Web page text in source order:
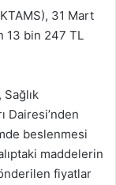
31 Mart
13 bin 247 TL
Dairesi’nden
beslenmesi
maddelerin
fiyatlar